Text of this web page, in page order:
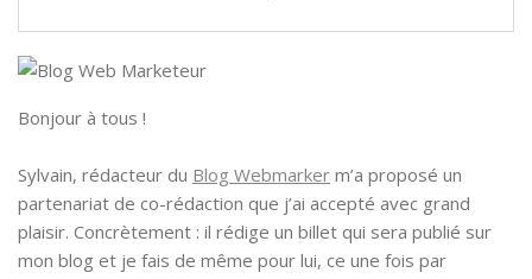
Bonjour à tous !
Sylvain, rédacteur du Blog Webmarker m’a proposé un
partenariat de co-rédaction que j’ai accepté avec grand
plaisir. Concrètement : il rédige un billet qui sera publié sur
mon blog et je fais de même pour lui, ce une fois par